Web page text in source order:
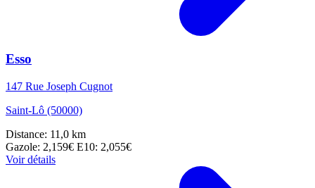
Esso
147 Rue Joseph Cugnot
Saint-Lô (50000)
Distance: 11,0 km
Gazole: 2,159€ E10: 2,055€
Voir détails